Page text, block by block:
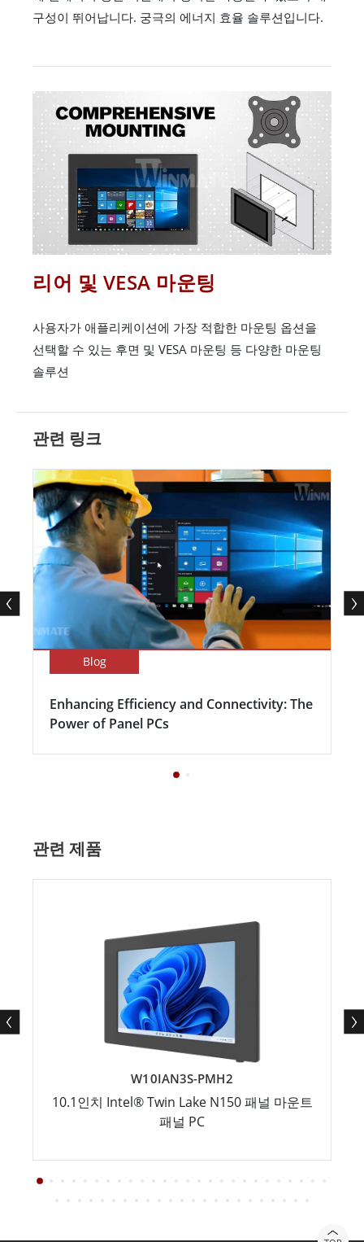
구성이 뛰어납니다. 궁극의 에너지 효율 솔루션입니다.
리어 및 VESA 마운팅
사용자가 애플리케이션에 가장 적합한 마운팅 옵션을
선택할 수 있는 후면 및 VESA 마운팅 등 다양한 마운팅
솔루션
관련 링크
Blog
Enhancing Efficiency and Connectivity: The
Power of Panel PCs
관련 제품
W10IAN3S-PMH2
10.1인치 Intel® Twin Lake N150 패널 마운트
패널 PC